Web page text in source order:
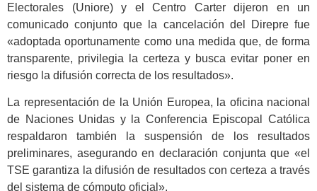
Electorales (Uniore) y el Centro Carter dijeron en un
comunicado conjunto que la cancelación del Direpre fue
«adoptada oportunamente como una medida que, de forma
transparente, privilegia la certeza y busca evitar poner en
riesgo la difusión correcta de los resultados».
La representación de la Unión Europea, la oficina nacional
de Naciones Unidas y la Conferencia Episcopal Católica
respaldaron también la suspensión de los resultados
preliminares, asegurando en declaración conjunta que «el
TSE garantiza la difusión de resultados con certeza a través
del sistema de cómputo oficial».